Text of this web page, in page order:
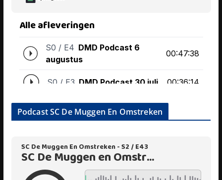
Podcast SC De Muggen En Omstreken